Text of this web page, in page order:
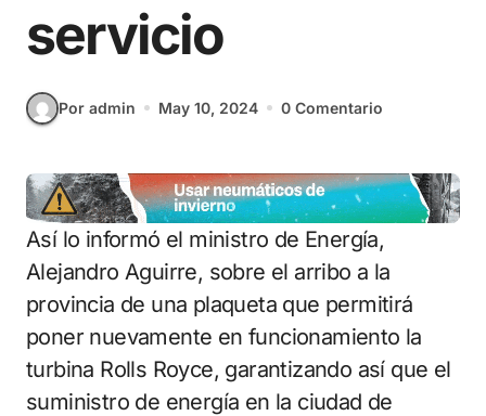
servicio
Por admin May 10, 2024 0 Comentario
Así lo informó el ministro de Energía,
Alejandro Aguirre, sobre el arribo a la
provincia de una plaqueta que permitirá
poner nuevamente en funcionamiento la
turbina Rolls Royce, garantizando así que el
suministro de energía en la ciudad de